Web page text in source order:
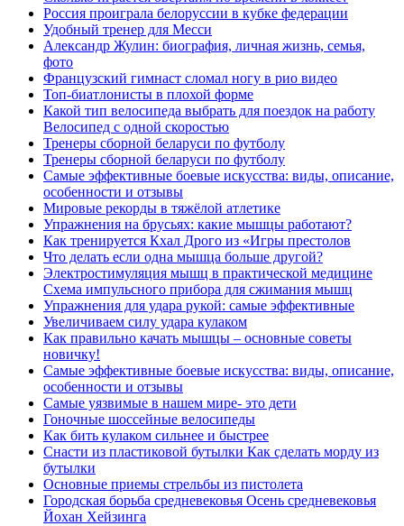
Россия проиграла белоруссии в кубке федерации
Удобный тренер для Месси
Александр Жулин: биография, личная жизнь, семья,
фото
Французский гимнаст сломал ногу в рио видео
Топ-биатлонисты в плохой форме
Какой тип велосипеда выбрать для поездок на работу
Велосипед с одной скоростью
Тренеры сборной беларуси по футболу
Тренеры сборной беларуси по футболу
Самые эффективные боевые искусства: виды, описание,
особенности и отзывы
Мировые рекорды в тяжёлой атлетике
Упражнения на брусьях: какие мышцы работают?
Как тренируется Кхал Дрого из «Игры престолов
Что делать если одна мышца больше другой?
Электростимуляция мышц в практической медицине
Схема импульсного прибора для сжимания мышц
Упражнения для удара рукой: самые эффективные
Увеличиваем силу удара кулаком
Как правильно качать мышцы – основные советы
новичку!
Самые эффективные боевые искусства: виды, описание,
особенности и отзывы
Самые уязвимые в нашем мире- это дети
Гоночные шоссейные велосипеды
Как бить кулаком сильнее и быстрее
Снасти из пластиковой бутылки Как сделать морду из
бутылки
Основные приемы стрельбы из пистолета
Городская борьба средневековья Осень средневековья
Йохан Хейзинга